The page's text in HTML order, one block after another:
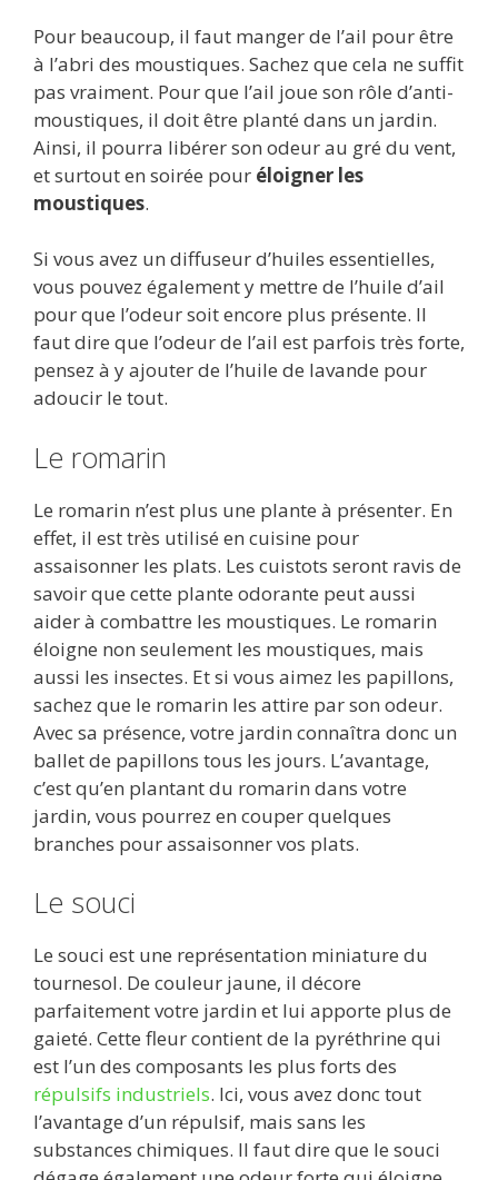
Pour beaucoup, il faut manger de l’ail pour être
à l’abri des moustiques. Sachez que cela ne suffit
pas vraiment. Pour que l’ail joue son rôle d’anti-
moustiques, il doit être planté dans un jardin.
Ainsi, il pourra libérer son odeur au gré du vent,
et surtout en soirée pour éloigner les
moustiques.
Si vous avez un diffuseur d’huiles essentielles,
vous pouvez également y mettre de l’huile d’ail
pour que l’odeur soit encore plus présente. Il
faut dire que l’odeur de l’ail est parfois très forte,
pensez à y ajouter de l’huile de lavande pour
adoucir le tout.
Le romarin
Le romarin n’est plus une plante à présenter. En
effet, il est très utilisé en cuisine pour
assaisonner les plats. Les cuistots seront ravis de
savoir que cette plante odorante peut aussi
aider à combattre les moustiques. Le romarin
éloigne non seulement les moustiques, mais
aussi les insectes. Et si vous aimez les papillons,
sachez que le romarin les attire par son odeur.
Avec sa présence, votre jardin connaîtra donc un
ballet de papillons tous les jours. L’avantage,
c’est qu’en plantant du romarin dans votre
jardin, vous pourrez en couper quelques
branches pour assaisonner vos plats.
Le souci
Le souci est une représentation miniature du
tournesol. De couleur jaune, il décore
parfaitement votre jardin et lui apporte plus de
gaieté. Cette fleur contient de la pyréthrine qui
est l’un des composants les plus forts des
répulsifs industriels. Ici, vous avez donc tout
l’avantage d’un répulsif, mais sans les
substances chimiques. Il faut dire que le souci